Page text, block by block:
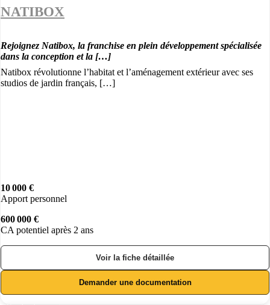
NATIBOX
Rejoignez Natibox, la franchise en plein développement spécialisée
dans la conception et la […]
Natibox révolutionne l’habitat et l’aménagement extérieur avec ses
studios de jardin français, […]
10 000 €
Apport personnel
600 000 €
CA potentiel après 2 ans
Voir la fiche détaillée
Demander une documentation